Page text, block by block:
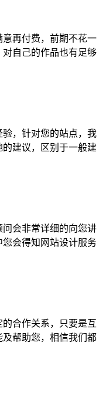
再付费，前期不花一
自己的作品也有足够
，针对您的站点，我
建议，区别于一般建
会非常详细的向您讲
会得知网站设计服务
合作关系，只要是互
帮助您，相信我们都